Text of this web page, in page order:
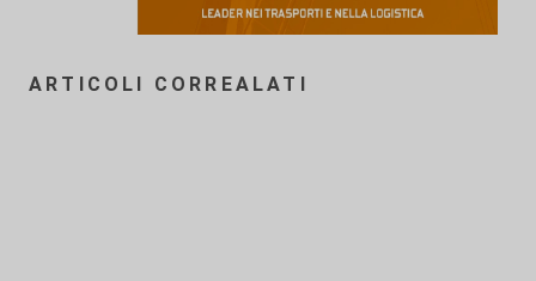
ARTICOLI CORREALATI